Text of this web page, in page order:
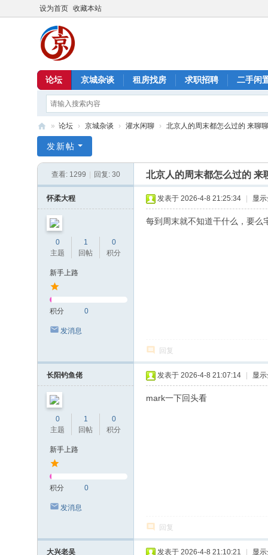
设为首页 收藏本站
论坛 京城杂谈 租房找房 求职招聘 二手闲
京
» 论坛 › 京城杂谈 › 灌水闲聊 › 北京人的周末都怎么过的 来聊聊
发新帖
查看: 1299 回复: 30 北京人的周末都怎么过的 来
怀柔大程
0
主题
1
回帖
0
积分
新手上路
积分 0
发消息
发表于 2026-4-8 21:25:34 显
每到周末就不知道干什么，要么
回复
长阳钓鱼佬
0
主题
1
回帖
0
积分
新手上路
积分 0
发消息
发表于 2026-4-8 21:07:14 显
mark一下回头看
回复
大兴老吴 发表于 2026-4-8 21:10:21 显